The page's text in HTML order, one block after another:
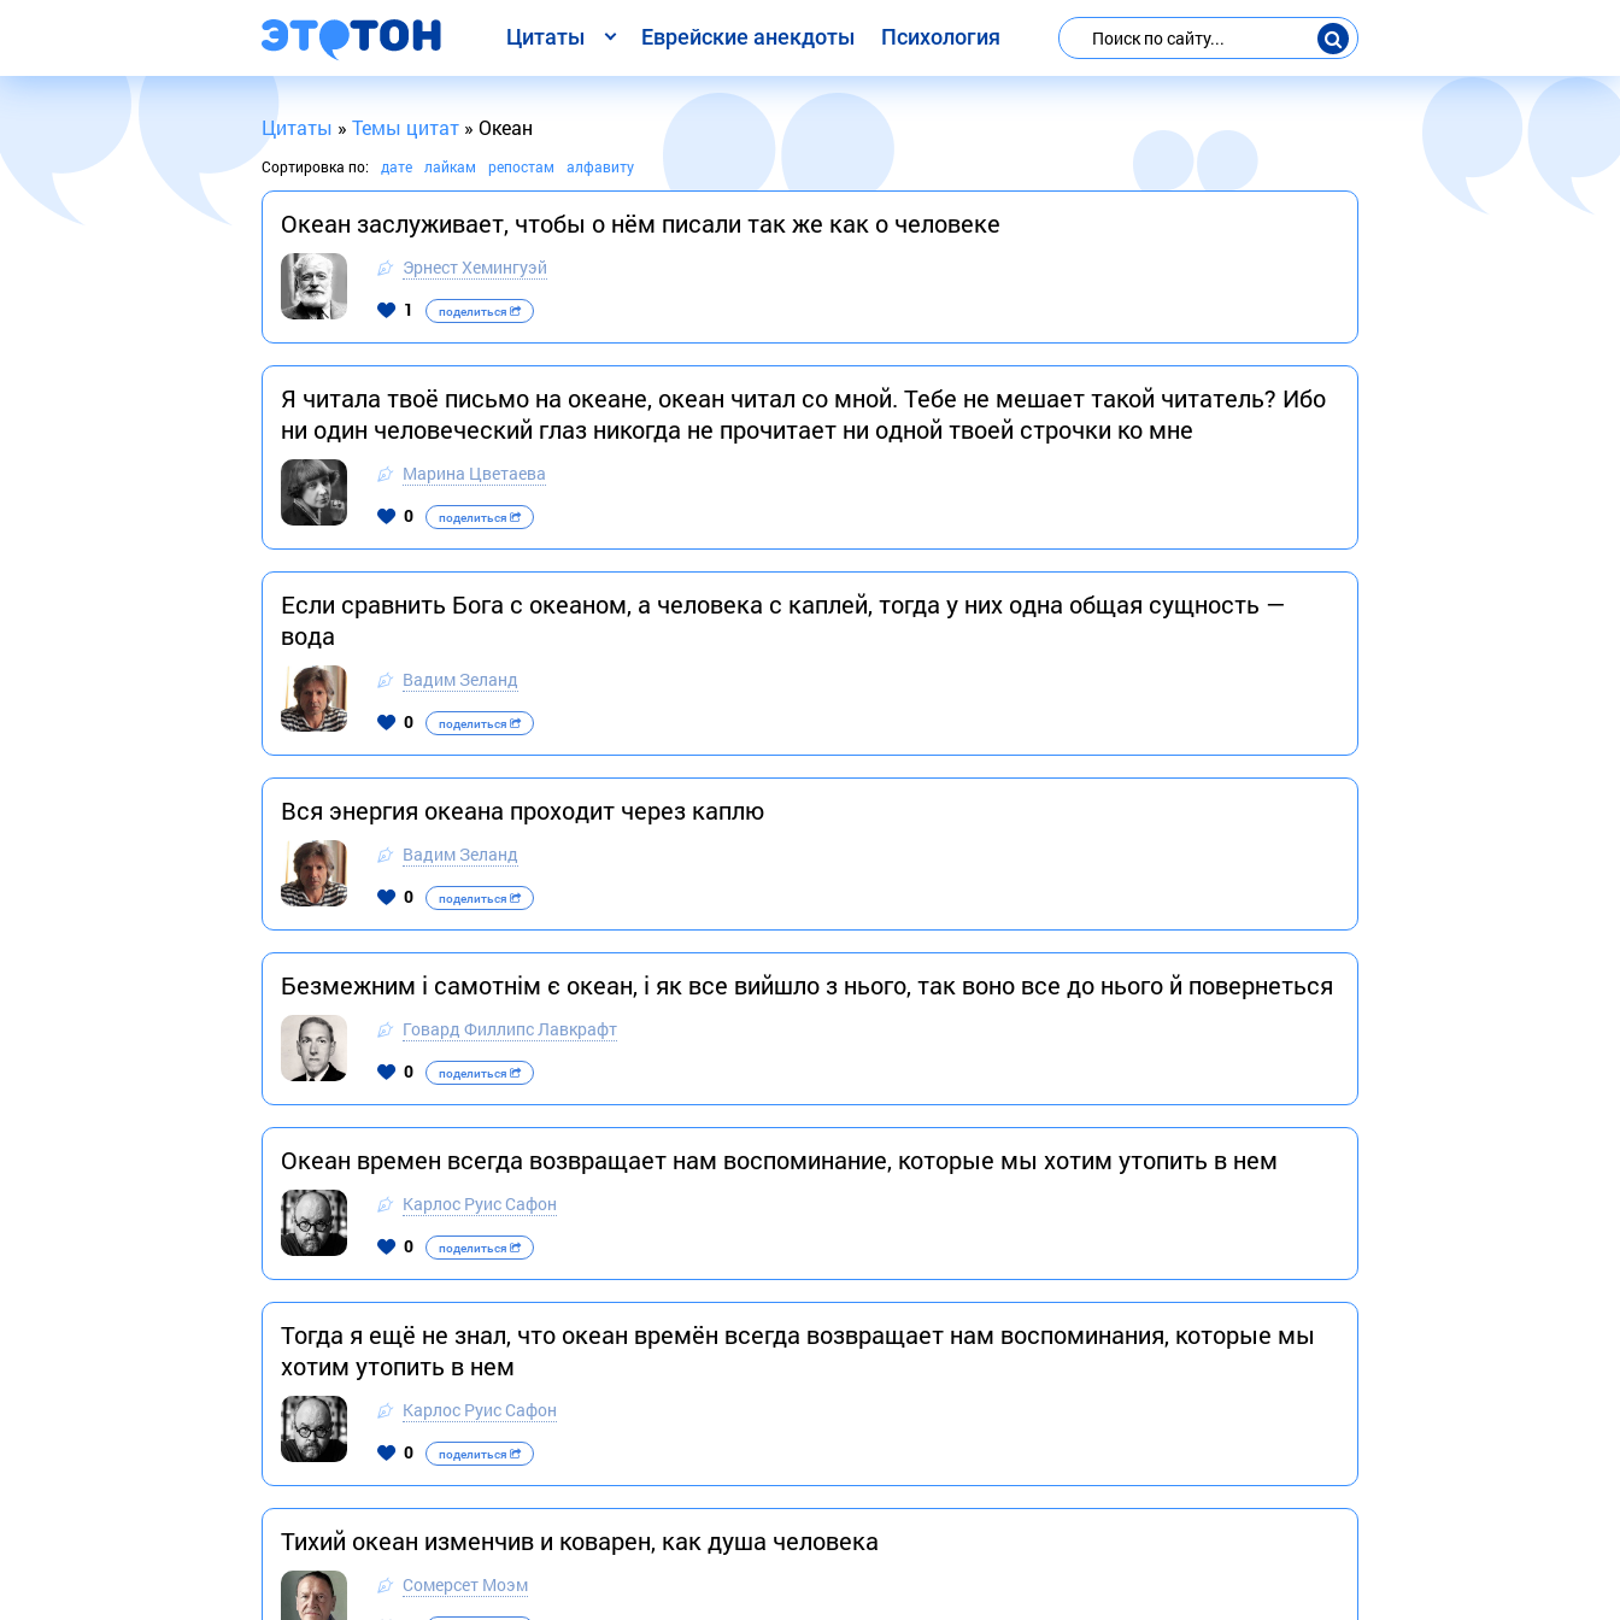
Цитаты Еврейские анекдоты Психология
Цитаты » Темы цитат » Океан
Сортировка по: дате лайкам репостам алфавиту
Океан заслуживает, чтобы о нём писали так же как о человеке
Эрнест Хемингуэй
1
поделиться
Я читала твоё письмо на океане, океан читал со мной. Тебе не мешает такой читатель? Ибо
ни один человеческий глаз никогда не прочитает ни одной твоей строчки ко мне
Марина Цветаева
0
поделиться
Если сравнить Бога с океаном, а человека с каплей, тогда у них одна общая сущность —
вода
Вадим Зеланд
0
поделиться
Вся энергия океана проходит через каплю
Вадим Зеланд
0
поделиться
Безмежним і самотнім є океан, і як все вийшло з нього, так воно все до нього й повернеться
Говард Филлипс Лавкрафт
0
поделиться
Океан времен всегда возвращает нам воспоминание, которые мы хотим утопить в нем
Карлос Руис Сафон
0
поделиться
Тогда я ещё не знал, что океан времён всегда возвращает нам воспоминания, которые мы
хотим утопить в нем
Карлос Руис Сафон
0
поделиться
Тихий океан изменчив и коварен, как душа человека
Сомерсет Моэм